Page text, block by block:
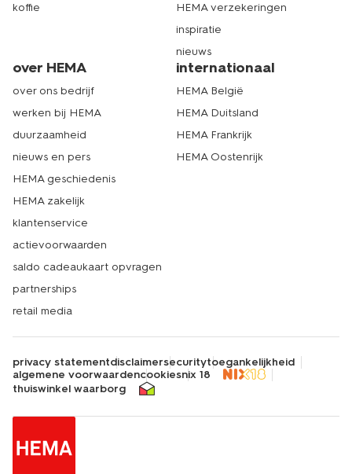
koffie
HEMA verzekeringen
inspiratie
nieuws
over HEMA
over ons bedrijf
werken bij HEMA
duurzaamheid
nieuws en pers
HEMA geschiedenis
HEMA zakelijk
klantenservice
actievoorwaarden
saldo cadeaukaart opvragen
partnerships
retail media
internationaal
HEMA België
HEMA Duitsland
HEMA Frankrijk
HEMA Oostenrijk
privacy statementdisclaimersecuritytoegankelijkheid
algemene voorwaardencookiesnix 18
thuiswinkel waarborg